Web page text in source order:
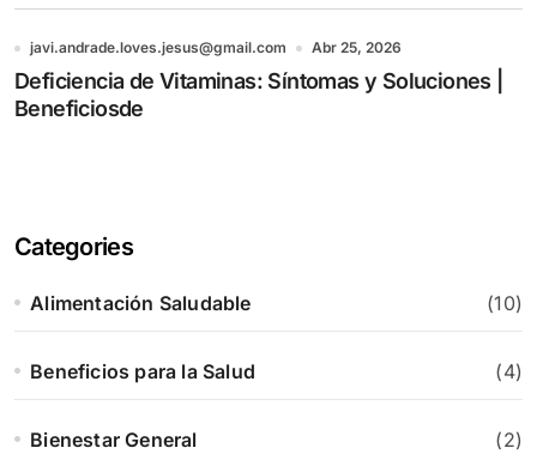
javi.andrade.loves.jesus@gmail.com Abr 25, 2026
Deficiencia de Vitaminas: Síntomas y Soluciones |
Beneficiosde
Categories
Alimentación Saludable (10)
Beneficios para la Salud (4)
Bienestar General (2)